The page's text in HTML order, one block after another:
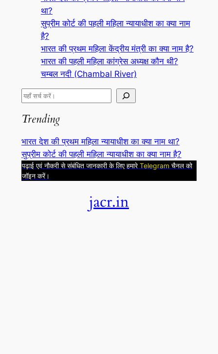
था?
सुप्रीम कोर्ट की पहली महिला न्यायाधीश का क्या नाम
है?
भारत की प्रथम महिला केंद्रीय मंत्री का क्या नाम है?
भारत की पहली महिला कांग्रेस अध्यक्ष कौन थी?
चम्बल नदी (Chambal River)
S
a
c
h
Trending
भारत देश की प्रथम महिला न्यायाधीश का क्या नाम था?
सुप्रीम कोर्ट की पहली महिला न्यायाधीश का क्या नाम है?
पढ़ाई एवं नौकरी से संबंधित जानकारी के लिए हमारे Telegram चैनल को
जॉइन करें।
jacr.in